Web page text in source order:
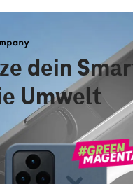
dein
Umwelt